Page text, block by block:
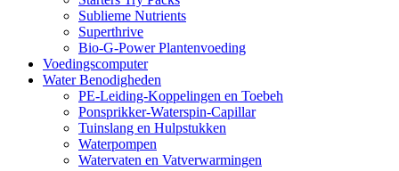
Sublieme Nutrients
Superthrive
Bio-G-Power Plantenvoeding
Voedingscomputer
Water Benodigheden
PE-Leiding-Koppelingen en Toebeh
Ponsprikker-Waterspin-Capillar
Tuinslang en Hulpstukken
Waterpompen
Watervaten en Vatverwarmingen